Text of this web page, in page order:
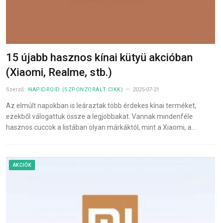
15 újabb hasznos kínai kütyü akcióban
(Xiaomi, Realme, stb.)
Szerző: NAPIDROID (SZPONZORÁLT CIKK) 2025-07-21
Az elmúlt napokban is leáraztak több érdekes kínai terméket,
ezekből válogattuk össze a legjobbakat. Vannak mindenféle
hasznos cuccok a listában olyan márkáktól, mint a Xiaomi, a…
AKCIÓK